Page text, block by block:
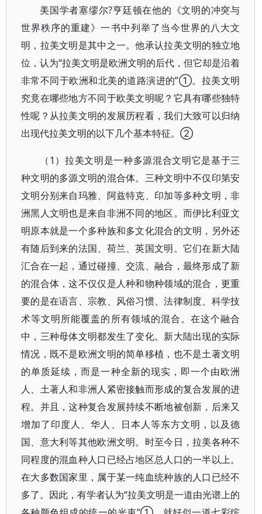
美国学者塞缪尔?亨廷顿在他的《文明的冲突与
世界秩序的重建》一书中列举了当今世界的八大文
明，拉美文明是其中之一。他承认拉美文明的独立地
位，认为“拉美文明是欧洲文明的后代，但它却是沿着
非常不同于欧洲和北美的道路演进的”①。拉美文明
究竟在哪些地方不同于欧美文明呢？它具有哪些独特
性呢？从拉美文明的发展历程看，我们大致可以归纳
出现代拉美文明的以下几个基本特征。②
（1）拉美文明是一种多源混合文明它是基于三
种文明的多源文明的混合体。三种文明中不仅印第安
文明分别来自玛雅、阿兹特克、印加等多种文明，非
洲黑人文明也是来自非洲不同的地区。而伊比利亚文
明原本就是一个多种族和多文化混合的文明，另外还
有随后到来的法国、荷兰、英国文明。它们在新大陆
汇合在一起，通过碰撞、交流、融合，最终形成了新
的混合体，这不仅仅是人种和物种领域的混合，更重
要的是在语言、宗教、风俗习惯、法律制度、科学技
术等文明所能覆盖的所有领域的混合。在这个融合
中，三种母体文明都发生了变化。新大陆出现的实际
情况，既不是欧洲文明的简单移植，也不是土著文明
的单质延续，而是一种全新的现实，即一个由欧洲
人、土著人和非洲人紧密接触而形成的复合发展的进
程。并且，这种复合发展持续不断地被创新，后来又
增加了印度人、华人、日本人等东方文明，以及德
国、意大利等其他欧洲文明。时至今日，拉美各种不
同程度的混血种人口已经占地区总人口的一半以上。
在大多数国家里，属于某一纯血统种族的人口已经不
多了。因此，有学者认为“拉美文明是一道由光谱上的